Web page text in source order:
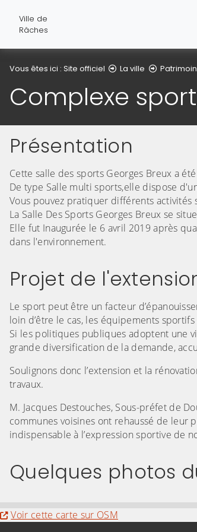
Ville de
Râches
Vous êtes ici : Site officiel La ville
Complexe
Présentation
Cette salle des sports Georges Breux a
De type Salle multi sports,elle dispose
Vous pouvez pratiquer différents activités
La Salle Des Sports Georges Breux se
Elle fut Inaugurée le 6 avril 2019 après
dans l'environnement.
Projet de
Le sport peut être un facteur
loin d’être le cas, les équipements
Si les politiques publiques adoptent une
grande diversification de la demande,
Soulignons donc l’extension et la
travaux.
M. Jacques Destouches, Sous-préfet de
communes voisines ont rehaussé de
indispensable à l’expression sportive de
Quelques photos
Evitez la carte interactive ci-après
Voir cette carte sur OSM